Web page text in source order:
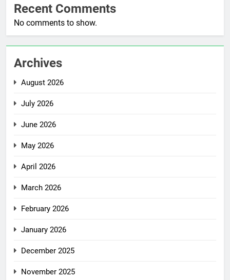
Recent Comments
No comments to show.
Archives
August 2026
July 2026
June 2026
May 2026
April 2026
March 2026
February 2026
January 2026
December 2025
November 2025